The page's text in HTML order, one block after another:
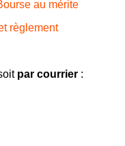
au mérite
règlement
par courrier :